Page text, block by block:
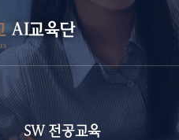
AI교육단
SW 전공교육